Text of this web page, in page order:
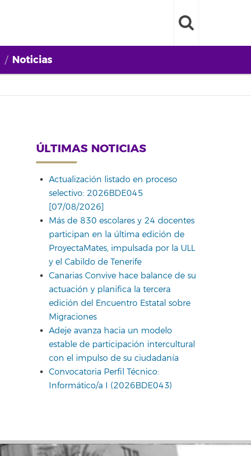
Noticias
ÚLTIMAS NOTICIAS
Actualización listado en proceso
selectivo: 2026BDE045
[07/08/2026]
Más de 830 escolares y 24 docentes
participan en la última edición de
ProyectaMates, impulsada por la ULL
y el Cabildo de Tenerife
Canarias Convive hace balance de su
actuación y planifica la tercera
edición del Encuentro Estatal sobre
Migraciones
Adeje avanza hacia un modelo
estable de participación intercultural
con el impulso de su ciudadanía
Convocatoria Perfil Técnico:
Informático/a I (2026BDE043)